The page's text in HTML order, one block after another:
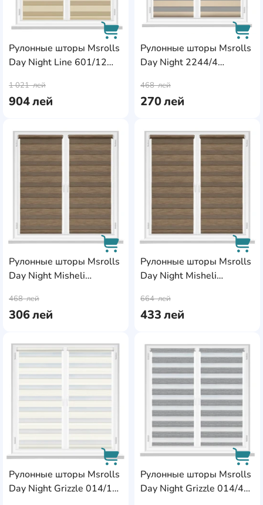
Рулонные шторы Msrolls
Day Night Line 601/12
904лей
1 021лей
Рулонные шторы Msrolls
Day Night 2244/4
270лей
468лей
Рулонные шторы Msrolls
Day Night Misheli
0.40x1.70m
306лей
468лей
AddCardToFavourite
AddCardToCart
Рулонные шторы Msrolls
Day Night Misheli
0.65x1.70m
433лей
664лей
Рулонные шторы Msrolls
Day Night Grizzle 014/1
AddCardToFavourite
AddCardToCart
Рулонные шторы Msrolls
Day Night Grizzle 014/40